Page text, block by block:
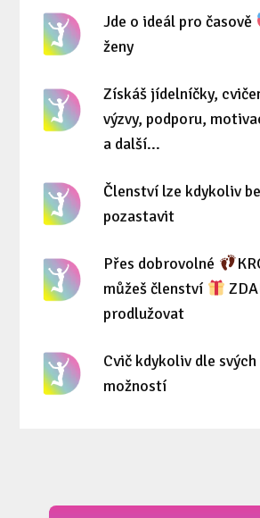
Jde o ideál pro časově
ženy
Získáš jídelníčky,
výzvy, podporu,
a další...
Členství lze kdykoliv
pozastavit
Přes dobrovolné
můžeš členství
prodlužovat
Cvič kdykoliv dle
možností